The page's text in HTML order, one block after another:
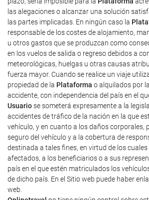
las alegaciones o alcanzar una solución
las partes implicadas. En ningún caso la
responsable de los costes de alojamiento,
u otros gastos que se produzcan como
en los vuelos de salida o regreso debidos a
meteorológicas, huelgas u otras causas
fuerza mayor. Cuando se realice un viaje
propiedad de la Plataforma o alquilados por
accidente, con independencia del país en el
Usuariose someterá expresamente a la
accidentes de tráfico de la nación en la que
vehículo, y en cuanto a los daños corporales,
seguro del vehículo y a la cobertura de
destinada a tales fines, en virtud de los
afectados, a los beneficiarios o a sus
país en el que estén matriculados los
de dicho país. En el Sitio web puede haber
web.